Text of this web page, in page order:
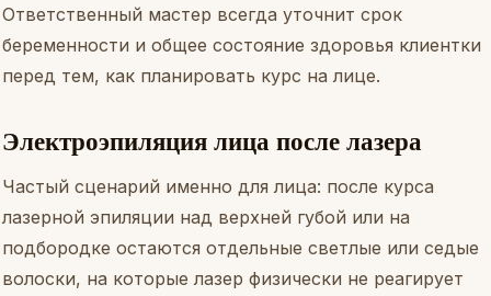
Ответственный мастер всегда уточнит срок
беременности и общее состояние здоровья клиентки
перед тем, как планировать курс на лице.
Электроэпиляция лица после лазера
Частый сценарий именно для лица: после курса
лазерной эпиляции над верхней губой или на
подбородке остаются отдельные светлые или седые
волоски, на которые лазер физически не реагирует